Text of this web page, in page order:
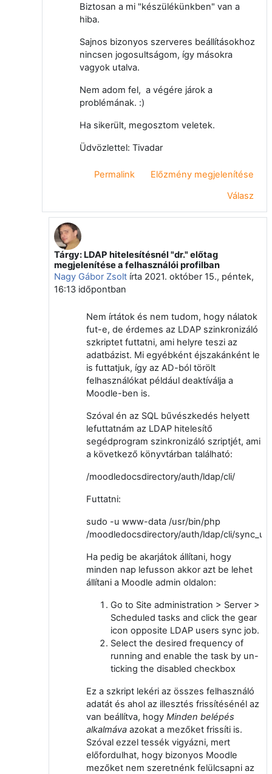
Biztosan a mi "készülékünkben" van a
hiba.
Sajnos bizonyos szerveres beállításokhoz
nincsen jogosultságom, így másokra
vagyok utalva.
Nem adom fel, a végére járok a
problémának. :)
Ha sikerült, megosztom veletek.
Üdvözlettel: Tivadar
Permalink
Előzmény megjelenítése
Válasz
Válasz erre: Okolicsányi Tivadar
Tárgy: LDAP hitelesítésnél "dr." előtag
megjelenítése a felhasználói profilban
Nagy Gábor Zsolt írta 2021. október 15., péntek,
16:13 időpontban
Nem írtátok és nem tudom, hogy nálatok
fut-e, de érdemes az LDAP szinkronizáló
szkriptet futtatni, ami helyre teszi az
adatbázist. Mi egyébként éjszakánként le
is futtatjuk, így az AD-ból törölt
felhasználókat például deaktíválja a
Moodle-ben is.
Szóval én az SQL bűvészkedés helyett
lefuttatnám az LDAP hitelesítő
segédprogram szinkronizáló szriptjét, ami
a következő könyvtárban található:
/moodledocsdirectory/auth/ldap/cli/
Futtatni:
sudo -u www-data /usr/bin/php
/moodledocsdirectory/auth/ldap/cli/
Ha pedig be akarjátok állítani, hogy
minden nap lefusson akkor azt be lehet
állítani a Moodle admin oldalon:
Go to Site administration > Server >
Scheduled tasks and click the gear
icon opposite LDAP users sync job.
Select the desired frequency of
running and enable the task by un-
ticking the disabled checkbox
Ez a szkript lekéri az összes felhasználó
adatát és ahol az illesztés frissítésénél az
van beállítva, hogyMinden belépés
alkalmávaazokat a mezőket frissíti is.
Szóval ezzel tessék vigyázni, mert
előfordulhat, hogy bizonyos Moodle
mezőket nem szeretnénk felülcsapni az